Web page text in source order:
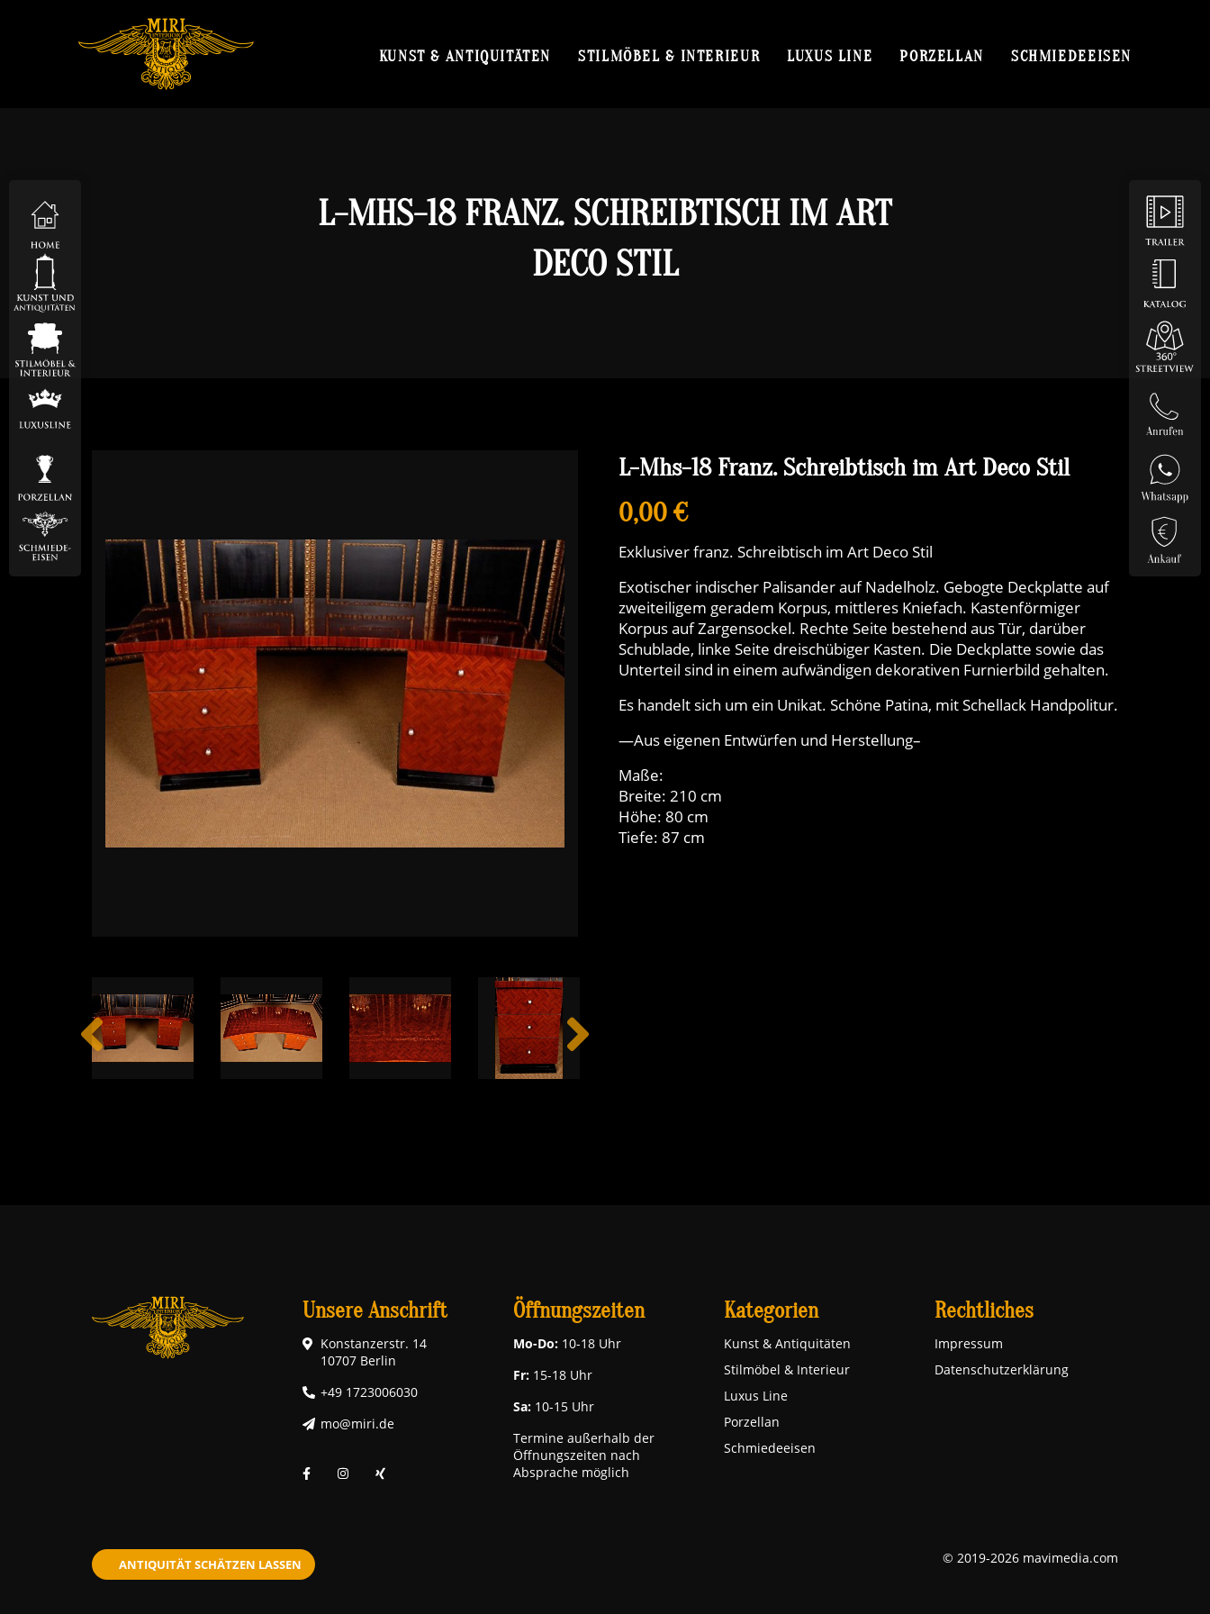
KUNST & ANTIQUITÄTEN STILMÖBEL & INTERIEUR LUXUS LINE PORZELLAN SCHMIEDEEISEN
L-MHS-18 FRANZ. SCHREIBTISCH IM ART
DECO STIL
L-Mhs-18 Franz. Schreibtisch im Art Deco Stil
0,00 €
Exklusiver franz. Schreibtisch im Art Deco Stil
Exotischer indischer Palisander auf Nadelholz. Gebogte Deckplatte auf
zweiteiligem geradem Korpus, mittleres Kniefach. Kastenförmiger
Korpus auf Zargensockel. Rechte Seite bestehend aus Tür, darüber
Schublade, linke Seite dreischübiger Kasten. Die Deckplatte sowie das
Unterteil sind in einem aufwändigen dekorativen Furnierbild gehalten.
Es handelt sich um ein Unikat. Schöne Patina, mit Schellack Handpolitur.
—Aus eigenen Entwürfen und Herstellung–
Maße:
Breite: 210 cm
Höhe: 80 cm
Tiefe: 87 cm
Unsere Anschrift
Konstanzerstr. 14
10707 Berlin
+49 1723006030
mo@miri.de
Öffnungszeiten
Mo-Do: 10-18 Uhr
Fr: 15-18 Uhr
Sa: 10-15 Uhr
Termine außerhalb der
Öffnungszeiten nach
Absprache möglich
Kategorien
Kunst & Antiquitäten
Stilmöbel & Interieur
Luxus Line
Porzellan
Schmiedeeisen
Rechtliches
Impressum
Datenschutzerklärung
ANTIQUITÄT SCHÄTZEN LASSEN © 2019-2026 mavimedia.com